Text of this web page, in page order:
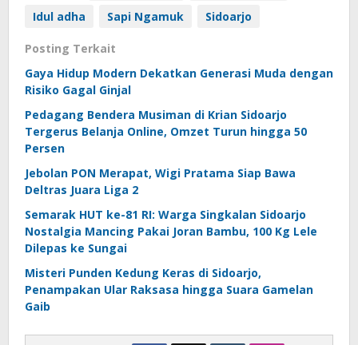
Idul adha Sapi Ngamuk Sidoarjo
Posting Terkait
Gaya Hidup Modern Dekatkan Generasi Muda dengan
Risiko Gagal Ginjal
Pedagang Bendera Musiman di Krian Sidoarjo
Tergerus Belanja Online, Omzet Turun hingga 50
Persen
Jebolan PON Merapat, Wigi Pratama Siap Bawa
Deltras Juara Liga 2
Semarak HUT ke-81 RI: Warga Singkalan Sidoarjo
Nostalgia Mancing Pakai Joran Bambu, 100 Kg Lele
Dilepas ke Sungai
Misteri Punden Kedung Keras di Sidoarjo,
Penampakan Ular Raksasa hingga Suara Gamelan
Gaib